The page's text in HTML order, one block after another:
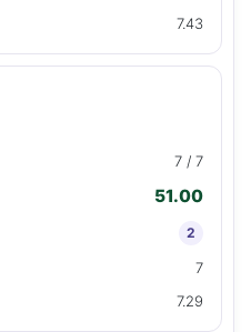
7.43
7 / 7
51.00
2
7
7.29